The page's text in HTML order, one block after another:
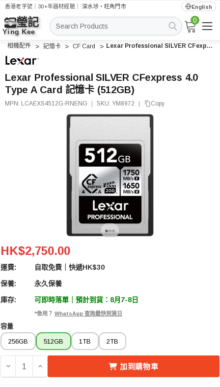
香港老字號｜30+年器材經驗｜深水埗・旺角門市 English
搜
索
0
相機配件 記憶卡 CF Card Lexar Professional SILVER CFexpress 4.0 Type A Card 記憶卡 (512GB)
Lexar Professional SILVER CFexpress 4.0
Type A Card 記憶卡 (512GB)
MPN: LCAEXS4512G-RNENG SKU: YM8972 Copy
Lexar Professional SILVER CFexpress 4.0 Type A
HK$2,750.00
運費: 自取免費｜快遞HK$30
保養: 永久保養
庫存: 可即時落單｜預計到貨：8月7-8日
*急用？ WhatsApp 查詢最快到貨日
容量
256GB 512GB 1TB 2TB
減少 LEXAR PROFESSIONAL SILVER CFEXPRESS 4.0
增加 LEXAR PROFESSIONAL SILVER
加到購物車